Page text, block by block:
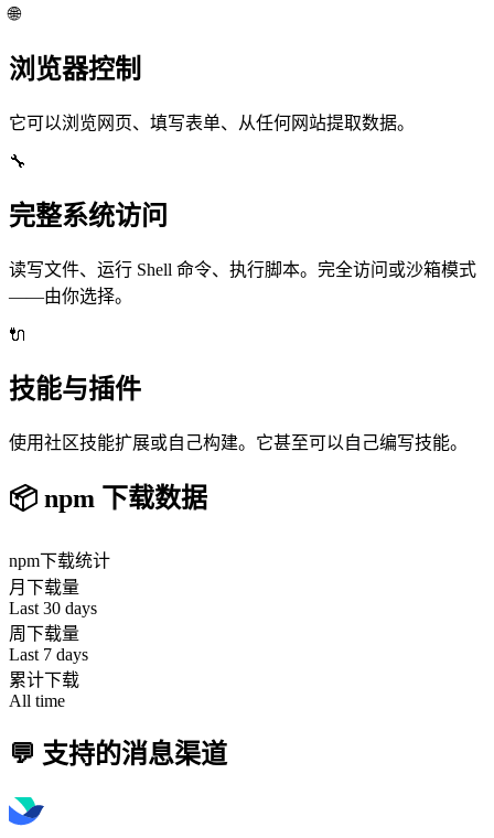
🌐
浏览器控制
它可以浏览网页、填写表单、从任何网站提取数据。
🔧
完整系统访问
读写文件、运行 Shell 命令、执行脚本。完全访问或沙箱模式
——由你选择。
🔌
技能与插件
使用社区技能扩展或自己构建。它甚至可以自己编写技能。
📦 npm 下载数据
npm下载统计
月下载量
Last 30 days
周下载量
Last 7 days
累计下载
All time
💬 支持的消息渠道